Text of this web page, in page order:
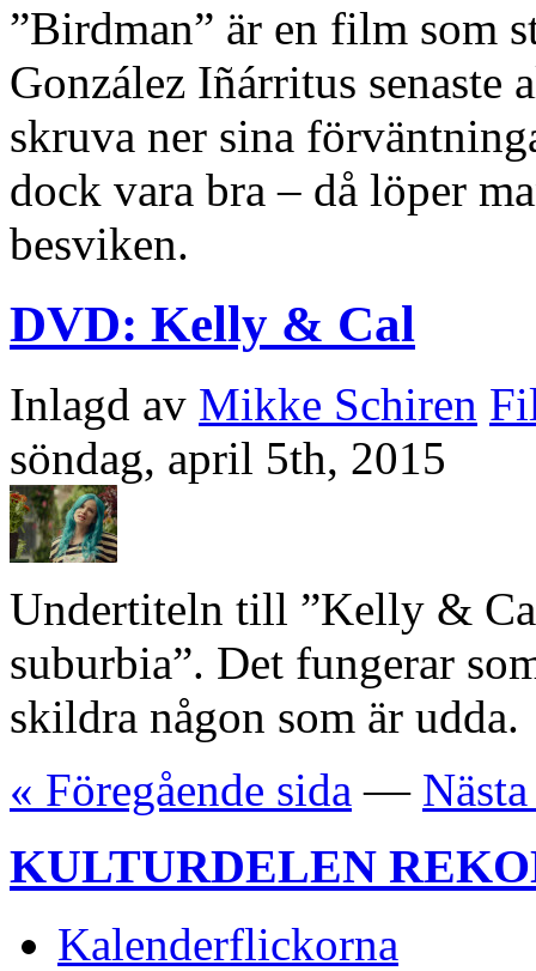
”Birdman” är en film som
González Iñárritus senaste
skruva ner sina
dock vara bra – då löper
besviken.
DVD: Kelly & Cal
Inlagd av Mikke Schiren
söndag, april 5th, 2015
Undertiteln till ”Kelly &
suburbia”. Det fungerar
skildra någon som är udda.
« Föregående sida —
KULTURDELEN
Kalenderflickorna